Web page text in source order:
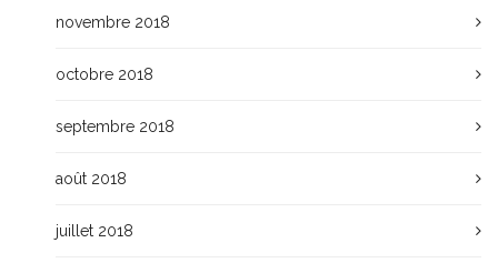
novembre 2018
octobre 2018
septembre 2018
août 2018
juillet 2018